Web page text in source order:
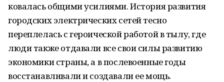
ковалась общими усилиями. История развития
городских электрических сетей тесно
переплелась с героической работой в тылу, где
люди также отдавали все свои силы развитию
экономики страны, а в послевоенные годы
восстанавливали и создавали ее мощь.